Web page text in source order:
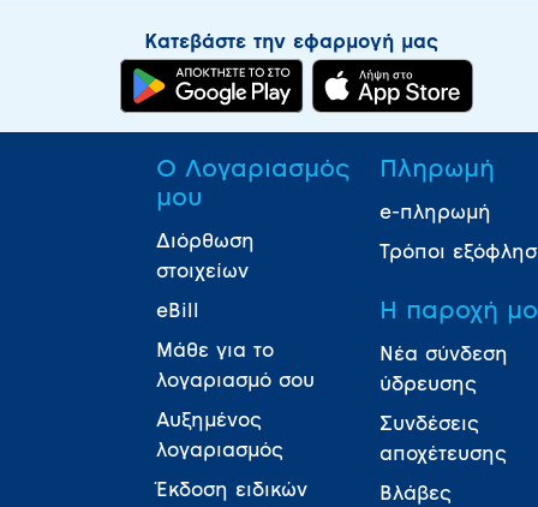
Κατεβάστε την εφαρμογή μας
Ο Λογαριασμός
μου
Διόρθωση
στοιχείων
eBill
Μάθε για το
λογαριασμό σου
Αυξημένος
λογαριασμός
Έκδοση ειδικών
Πληρωμή
e-πληρωμή
Τρόποι
Η παροχή
Νέα σύνδεση
ύδρευσης
Συνδέσεις
αποχέτευσης
Βλάβες